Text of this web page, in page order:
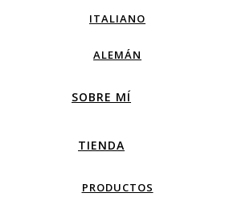
ITALIANO
ALEMÁN
SOBRE MÍ
TIENDA
PRODUCTOS